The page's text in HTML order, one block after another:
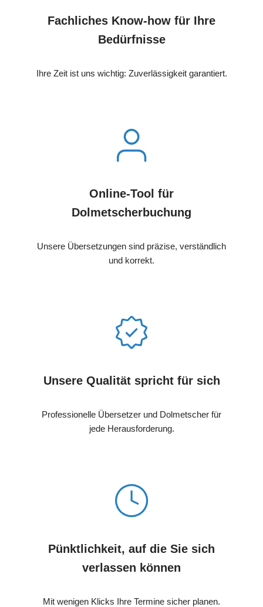
Fachliches Know-how für Ihre
Bedürfnisse
Ihre Zeit ist uns wichtig: Zuverlässigkeit garantiert.
Online-Tool für
Dolmetscherbuchung
Unsere Übersetzungen sind präzise, verständlich
und korrekt.
Unsere Qualität spricht für sich
Professionelle Übersetzer und Dolmetscher für
jede Herausforderung.
Pünktlichkeit, auf die Sie sich
verlassen können
Mit wenigen Klicks Ihre Termine sicher planen.